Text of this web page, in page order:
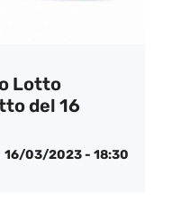
Lotto
del 16
16/03/2023 - 18:30